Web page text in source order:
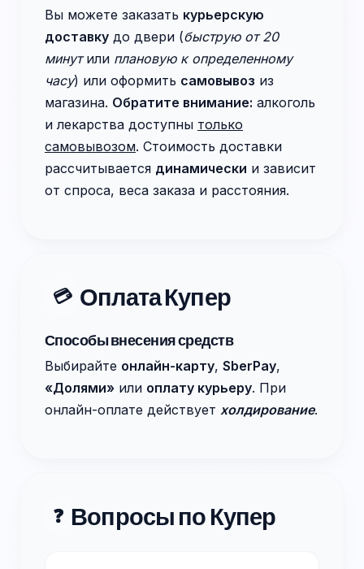
Вы можете заказать курьерскую
доставку до двери (быструю от 20
минутили плановую к определенному
часу) или оформить самовывоз из
магазина. Обратите внимание: алкоголь
и лекарства доступны только
самовывозом. Стоимость доставки
рассчитывается динамически и зависит
от спроса, веса заказа и расстояния.
💳 Оплата Купер
Способы внесения средств
Выбирайте онлайн-карту, SberPay,
«Долями» или оплату курьеру. При
онлайн-оплате действует холдирование.
❓ Вопросы по Купер